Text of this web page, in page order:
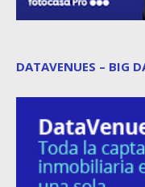
DATAVENUES – BIG